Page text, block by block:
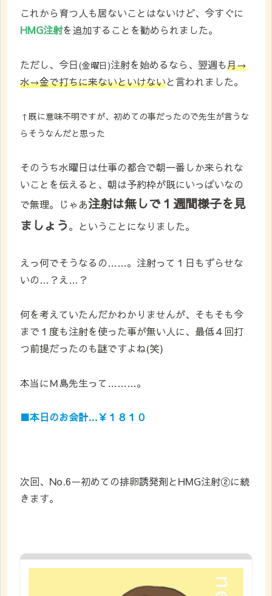
これから育つ人も居ないことはないけど、今すぐに
HMG注射を追加することを勧められました。
ただし、今日(金曜日)注射を始めるなら、翌週も月→
水→金で打ちに来ないといけないと言われました。
↑既に意味不明ですが、初めての事だったので先生が言うな
らそうなんだと思った
そのうち水曜日は仕事の都合で朝一番しか来られな
いことを伝えると、朝は予約枠が既にいっぱいなの
で無理。じゃあ注射は無しで１週間様子を見
ましょう。ということになりました。
えっ何でそうなるの……。注射って１日もずらせな
いの…？え…？
何を考えていたんだかわかりませんが、そもそも今
まで１度も注射を使った事が無い人に、最低４回打
つ前提だったのも謎ですよね(笑)
本当にＭ島先生って………。
■本日のお会計…￥１８１０
次回、No.6ー初めての排卵誘発剤とHMG注射②に続
きます。